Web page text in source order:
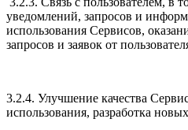
уведомлений, запросов и
использования Сервисов,
запросов и заявок от
3.2.4. Улучшение качества
использования, разработка